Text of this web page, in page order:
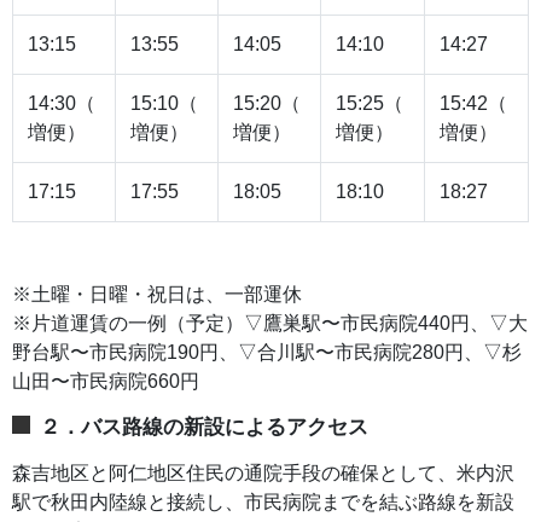
13:15 13:55 14:05 14:10 14:27
14:30（
増便）
15:10（
増便）
15:20（
増便）
15:25（
増便）
15:42（
増便）
17:15 17:55 18:05 18:10 18:27
※土曜・日曜・祝日は、一部運休
※片道運賃の一例（予定）▽鷹巣駅〜市民病院440円、▽大
野台駅〜市民病院190円、▽合川駅〜市民病院280円、▽杉
山田〜市民病院660円
２．バス路線の新設によるアクセス
森吉地区と阿仁地区住民の通院手段の確保として、米内沢
駅で秋田内陸線と接続し、市民病院までを結ぶ路線を新設